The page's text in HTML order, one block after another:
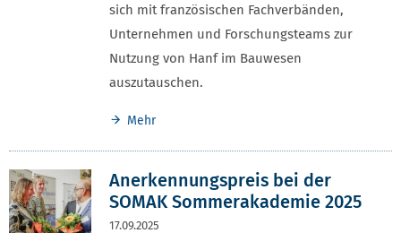
sich mit französischen Fachverbänden,
Unternehmen und Forschungsteams zur
Nutzung von Hanf im Bauwesen
auszutauschen.
Mehr
Anerkennungspreis bei der
SOMAK Sommerakademie 2025
17.09.2025